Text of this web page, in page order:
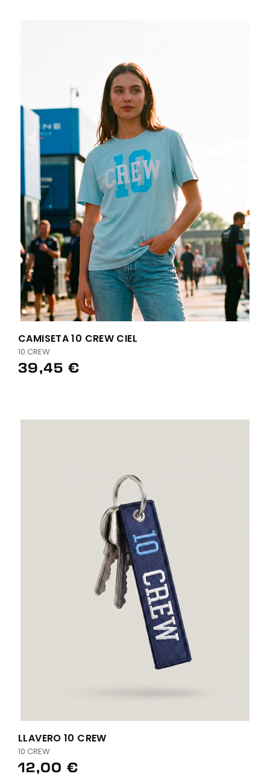
CAMISETA 10 CREW CIEL
10 CREW
39,45 €
LLAVERO 10 CREW
10 CREW
12,00 €